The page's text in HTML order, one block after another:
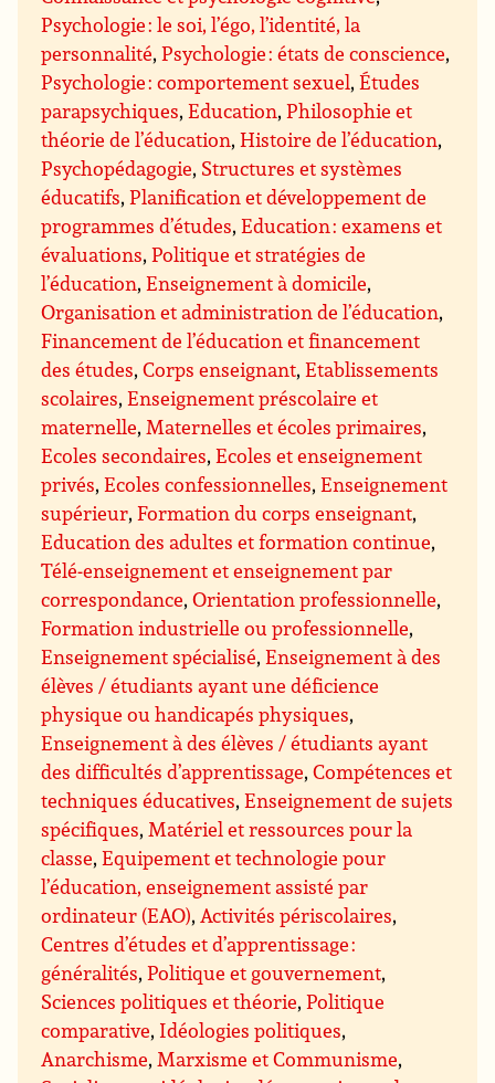
Psychologie : le soi, l’égo, l’identité, la
personnalité,Psychologie : états de conscience,
Psychologie : comportement sexuel,Études
parapsychiques,Education,Philosophie et
théorie de l’éducation,Histoire de l’éducation,
Psychopédagogie, Structures et systèmes
éducatifs,Planification et développement de
programmes d’études,Education : examens et
évaluations,Politique et stratégies de
l’éducation,Enseignement à domicile,
Organisation et administration de l’éducation,
Financement de l’éducation et financement
des études,Corps enseignant,Etablissements
scolaires,Enseignement préscolaire et
maternelle,Maternelles et écoles primaires,
Ecoles secondaires,Ecoles et enseignement
privés,Ecoles confessionnelles,Enseignement
supérieur,Formation du corps enseignant,
Education des adultes et formation continue,
Télé-enseignement et enseignement par
correspondance,Orientation professionnelle,
Formation industrielle ou professionnelle,
Enseignement spécialisé,Enseignement à des
élèves / étudiants ayant une déficience
physique ou handicapés physiques,
Enseignement à des élèves / étudiants ayant
des difficultés d’apprentissage,Compétences et
techniques éducatives,Enseignement de sujets
spécifiques,Matériel et ressources pour la
classe,Equipement et technologie pour
l’éducation, enseignement assisté par
ordinateur (EAO),Activités périscolaires,
Centres d’études et d’apprentissage :
généralités,Politique et gouvernement,
Sciences politiques et théorie,Politique
comparative, Idéologies politiques,
Anarchisme,Marxisme et Communisme,